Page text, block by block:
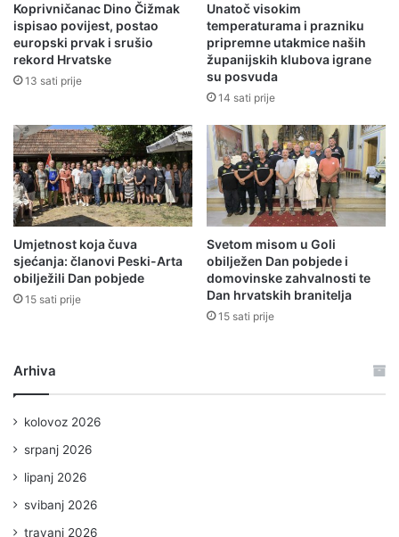
Koprivničanac Dino Čižmak
ispisao povijest, postao
europski prvak i srušio
rekord Hrvatske
13 sati prije
Unatoč visokim
temperaturama i prazniku
pripremne utakmice naših
županijskih klubova igrane
su posvuda
14 sati prije
Umjetnost koja čuva
sjećanja: članovi Peski-Arta
obilježili Dan pobjede
15 sati prije
Svetom misom u Goli
obilježen Dan pobjede i
domovinske zahvalnosti te
Dan hrvatskih branitelja
15 sati prije
Arhiva
kolovoz 2026
srpanj 2026
lipanj 2026
svibanj 2026
travanj 2026